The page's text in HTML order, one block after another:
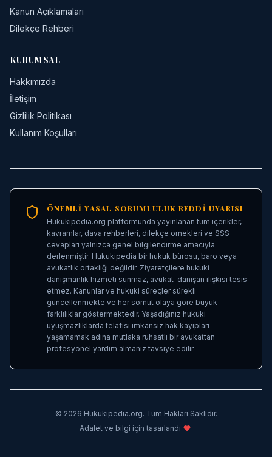
Kanun Açıklamaları
Dilekçe Rehberi
KURUMSAL
Hakkımızda
İletişim
Gizlilik Politikası
Kullanım Koşulları
ÖNEMLI YASAL SORUMLULUK REDDI UYARISI
Hukukipedia.org platformunda yayınlanan tüm içerikler,
kavramlar, dava rehberleri, dilekçe örnekleri ve SSS
cevapları yalnızca genel bilgilendirme amacıyla
derlenmiştir. Hukukipedia bir hukuk bürosu, baro veya
avukatlık ortaklığı değildir. Ziyaretçilere hukuki
danışmanlık hizmeti sunmaz, avukat-danışan ilişkisi tesis
etmez. Kanunlar ve hukuki süreçler sürekli
güncellenmekte ve her somut olaya göre büyük
farklılıklar göstermektedir. Yaşadığınız hukuki
uyuşmazlıklarda telafisi imkansız hak kayıpları
yaşamamak adına mutlaka ruhsatlı bir avukattan
profesyonel yardım almanız tavsiye edilir.
© 2026 Hukukipedia.org. Tüm Hakları Saklıdır.
Adalet ve bilgi için tasarlandı